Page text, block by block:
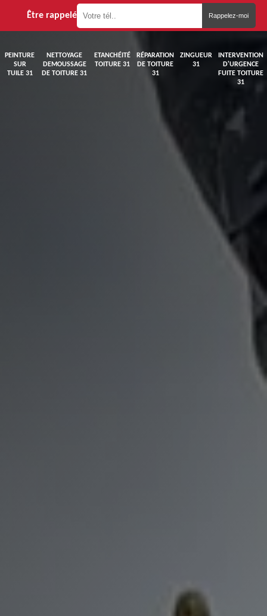
Être rappelé
PEINTURE
SUR
TUILE 31
NETTOYAGE
DEMOUSSAGE
DE TOITURE 31
ETANCHÉITÉ
TOITURE 31
RÉPARATION
DE TOITURE
31
ZINGUEUR
31
INTERVENTION
D'URGENCE
FUITE TOITURE
31